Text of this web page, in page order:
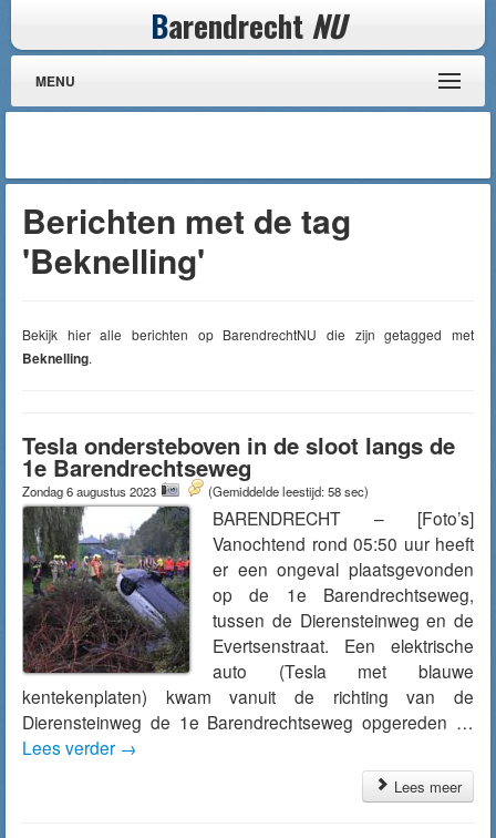
Barendrecht NU
MENU
Berichten met de tag
'Beknelling'
Bekijk hier alle berichten op BarendrechtNU die zijn getagged met
Beknelling.
Tesla ondersteboven in de sloot langs de
1e Barendrechtseweg
Zondag 6 augustus 2023 (Gemiddelde leestijd: 58 sec)
BARENDRECHT – [Foto’s]
Vanochtend rond 05:50 uur heeft
er een ongeval plaatsgevonden
op de 1e Barendrechtseweg,
tussen de Dierensteinweg en de
Evertsenstraat. Een elektrische
auto (Tesla met blauwe
kentekenplaten) kwam vanuit de richting van de
Dierensteinweg de 1e Barendrechtseweg opgereden …
Lees verder →
Lees meer